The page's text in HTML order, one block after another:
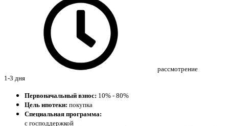
рассмотрение
1-3 дня
Первоначальный взнос: 10% - 80%
Цель ипотеки: покупка
Специальная программа:
с господдержкой